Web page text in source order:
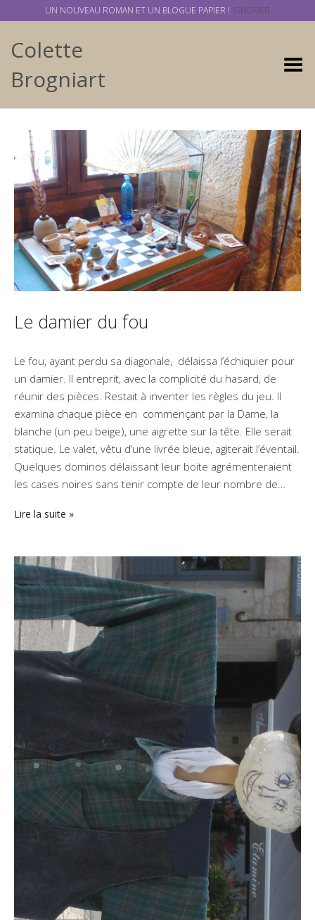
Colette
Brogniart
Basculer
Le damier du fou
Le fou, ayant perdu sa diagonale, délaissa l’échiquier pour
un damier. Il entreprit, avec la complicité du hasard, de
réunir des pièces. Restait à inventer les règles du jeu. Il
examina chaque pièce en commençant par la Dame, la
blanche (un peu beige), une aigrette sur la tête. Elle serait
statique. Le valet, vêtu d’une livrée bleue, agiterait l’éventail.
Quelques dominos délaissant leur boite agrémenteraient
les cases noires sans tenir compte de leur nombre de…
Lire la suite
UN NOUVEAU ROMAN ET UN BLOGUE PAPIER ! IGNORER